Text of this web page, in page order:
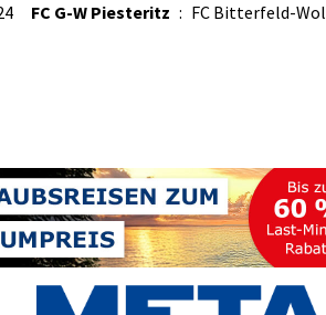
FC G-W Piesteritz : FC Bitterfeld-